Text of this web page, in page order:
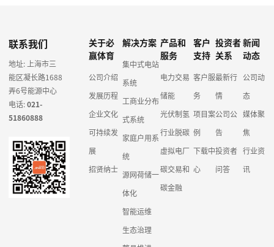
联系我们
地址: 上海市三
能区凝长路1688
弄6号能源中心
电话:021-
51860888
关于必
赢体育
公司介绍
发展历程
企业文化
可持续发
展
招贤纳士
解决方案
集中式电站
系统
工商业分布
式系统
家庭户用系
统
源网荷储一
体化
智能运维
生态治理
产品和
服务
电力交易
储能
光伏制氢
行业脱碳
虚拟电厂
碳交易和
碳金融
客户
支持
客户服
务
项目案
例
下载中
心
投资者
关系
最新行
情
公司公
告
投资者
问答
新闻
动态
公司动
态
媒体聚
焦
行业资
讯